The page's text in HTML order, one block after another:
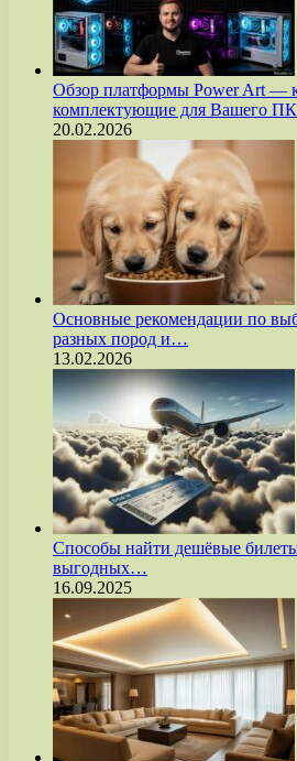
Обзор платформы Power Art —
комплектующие для Вашего ПК
20.02.2026
Основные рекомендации по
разных пород и…
13.02.2026
Способы найти дешёвые
выгодных…
16.09.2025